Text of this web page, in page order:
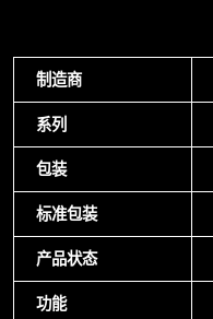
制造商
系列
包装
标准包装
产品状态
功能